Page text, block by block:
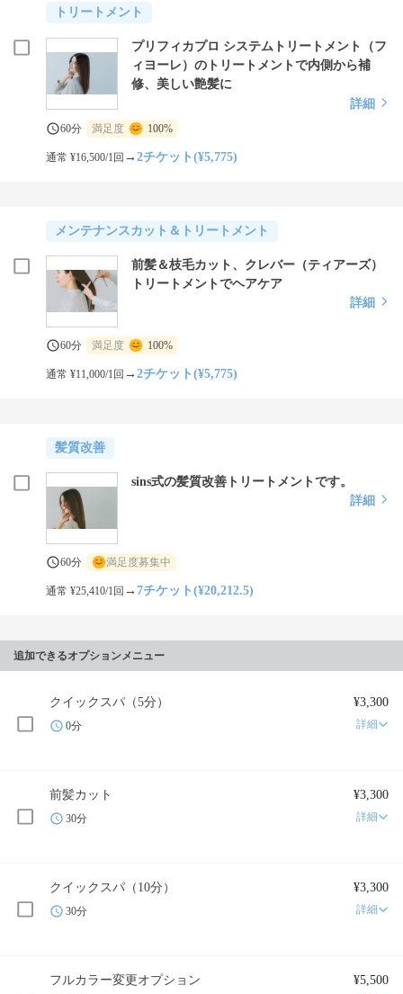
トリートメント
プリフィカプロ システムトリートメント（フ
ィヨーレ）のトリートメントで内側から補
修、美しい艶髪に
詳細
60分 満足度 100%
通常 ¥16,500/1回 →2チケット(¥5,775)
メンテナンスカット＆トリートメント
前髪＆枝毛カット、クレバー（ティアーズ）
トリートメントでヘアケア
詳細
60分 満足度 100%
通常 ¥11,000/1回 →2チケット(¥5,775)
髪質改善
sins式の髪質改善トリートメントです。
詳細
60分 満足度募集中
通常 ¥25,410/1回 →7チケット(¥20,212.5)
追加できるオプションメニュー
クイックスパ（5分） ¥3,300
0分 詳細
前髪カット ¥3,300
30分 詳細
クイックスパ（10分） ¥3,300
30分 詳細
フルカラー変更オプション ¥5,500